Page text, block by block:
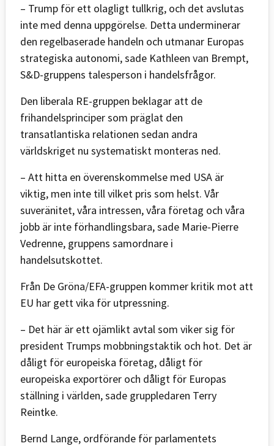
– Trump för ett olagligt tullkrig, och det avslutas
inte med denna uppgörelse. Detta underminerar
den regelbaserade handeln och utmanar Europas
strategiska autonomi, sade Kathleen van Brempt,
S&D-gruppens talesperson i handelsfrågor.
Den liberala RE-gruppen beklagar att de
frihandelsprinciper som präglat den
transatlantiska relationen sedan andra
världskriget nu systematiskt monteras ned.
– Att hitta en överenskommelse med USA är
viktig, men inte till vilket pris som helst. Vår
suveränitet, våra intressen, våra företag och våra
jobb är inte förhandlingsbara, sade Marie-Pierre
Vedrenne, gruppens samordnare i
handelsutskottet.
Från De Gröna/EFA-gruppen kommer kritik mot att
EU har gett vika för utpressning.
– Det här är ett ojämlikt avtal som viker sig för
president Trumps mobbningstaktik och hot. Det är
dåligt för europeiska företag, dåligt för
europeiska exportörer och dåligt för Europas
ställning i världen, sade gruppledaren Terry
Reintke.
Bernd Lange, ordförande för parlamentets